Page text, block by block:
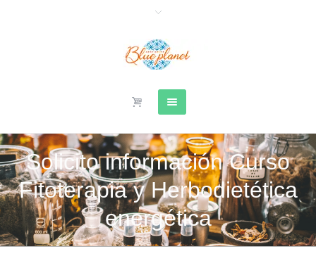
Solicito información Curso
Fitoterapia y Herbodietética
energética